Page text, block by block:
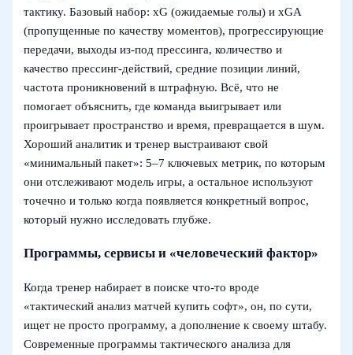
тактику. Базовый набор: xG (ожидаемые голы) и xGA
(пропущенные по качеству моментов), прогрессирующие
передачи, выходы из‑под прессинга, количество и
качество прессинг‑действий, средние позиции линий,
частота проникновений в штрафную. Всё, что не
помогает объяснить, где команда выигрывает или
проигрывает пространство и время, превращается в шум.
Хороший аналитик и тренер выстраивают свой
«минимальный пакет»: 5–7 ключевых метрик, по которым
они отслеживают модель игры, а остальное используют
точечно и только когда появляется конкретный вопрос,
который нужно исследовать глубже.
Программы, сервисы и «человеческий фактор»
Когда тренер набирает в поиске что‑то вроде
«тактический анализ матчей купить софт», он, по сути,
ищет не просто программу, а дополнение к своему штабу.
Современные программы тактического анализа для